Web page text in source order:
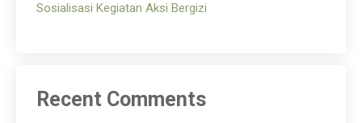
Sosialisasi Kegiatan Aksi Bergizi
Recent Comments